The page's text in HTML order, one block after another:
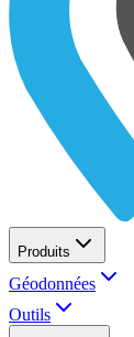
Produits
Géodonnées
Outils